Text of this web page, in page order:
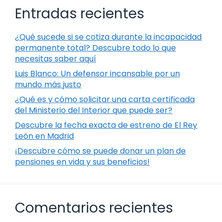
Entradas recientes
¿Qué sucede si se cotiza durante la incapacidad
permanente total? Descubre todo lo que
necesitas saber aquí
Luis Blanco: Un defensor incansable por un
mundo más justo
¿Qué es y cómo solicitar una carta certificada
del Ministerio del Interior que puede ser?
Descubre la fecha exacta de estreno de El Rey
León en Madrid
¡Descubre cómo se puede donar un plan de
pensiones en vida y sus beneficios!
Comentarios recientes